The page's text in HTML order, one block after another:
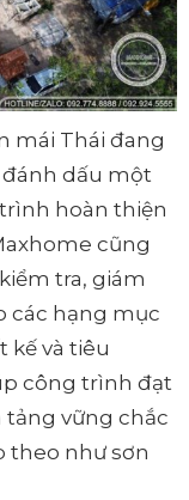
mái Thái đang
đánh dấu một
hoàn thiện
cũng
tra, giám
các hạng mục
kế và tiêu
công trình đạt
tảng vững chắc
theo như sơn